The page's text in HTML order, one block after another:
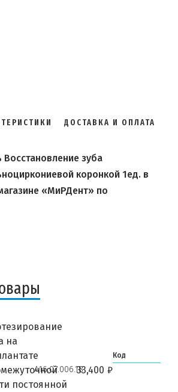
ДОСТАВКА И ОПЛАТА
зуба
коронкой 1ед. в
«МиРДент» по
А16.07.006.18
на
постоянной
33,400 ₽
Код